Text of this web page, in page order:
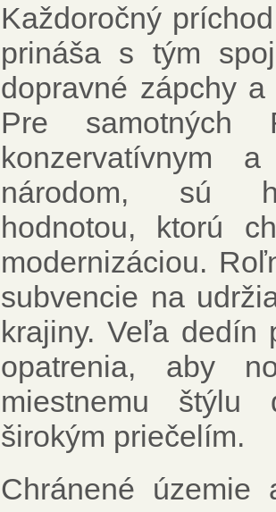
Každoročný
prináša s tým
dopravné zápchy
Pre samotných
konzervatívnym
národom, sú
hodnotou, ktorú
modernizáciou.
subvencie na
krajiny. Veľa dedín
opatrenia, aby
miestnemu štýlu
širokým priečelím.
Chránené územie